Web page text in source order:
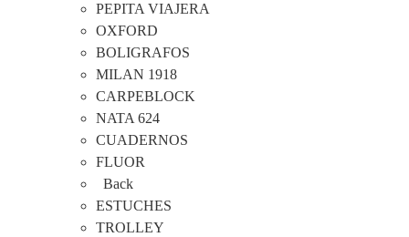
PEPITA VIAJERA
OXFORD
BOLIGRAFOS
MILAN 1918
CARPEBLOCK
NATA 624
CUADERNOS
FLUOR
Back
ESTUCHES
TROLLEY